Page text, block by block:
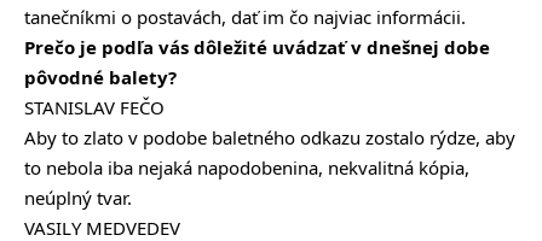
tanečníkmi o postavách, dať im čo najviac informácii.
Prečo je podľa vás dôležité uvádzať v dnešnej dobe
pôvodné balety?
STANISLAV FEČO
Aby to zlato v podobe baletného odkazu zostalo rýdze, aby
to nebola iba nejaká napodobenina, nekvalitná kópia,
neúplný tvar.
VASILY MEDVEDEV